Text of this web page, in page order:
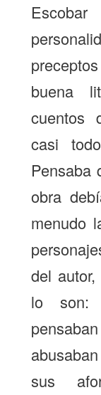
buena
cuentos
casi
Pensaba
obra
menudo
del
lo son:
sus